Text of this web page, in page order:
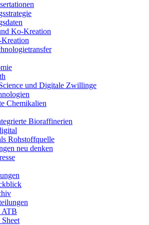
Ko-Kreation
und Digitale Zwillinge
Chemikalien
Bioraffinerien
Rohstoffquelle
neu denken
ATB